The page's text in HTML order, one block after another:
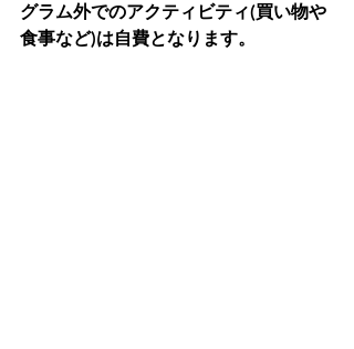
グラム外でのアクティビティ(買い物や
食事など)は自費となります。